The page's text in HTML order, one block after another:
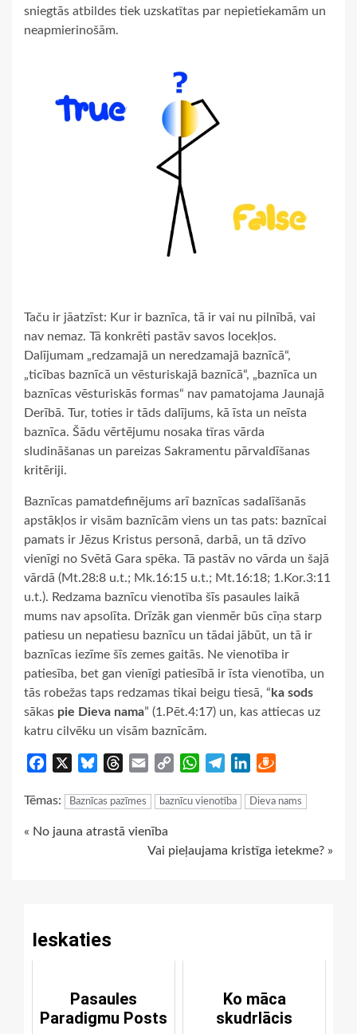
sniegtās atbildes tiek uzskatītas par nepietiekamām un
neapmierinošām.
Taču ir jāatzīst: Kur ir baznīca, tā ir vai nu pilnībā, vai
nav nemaz. Tā konkrēti pastāv savos locekļos.
Dalījumam „redzamajā un neredzamajā baznīcā“,
„ticības baznīcā un vēsturiskajā baznīcā“, „baznīca un
baznīcas vēsturiskās formas“ nav pamatojama Jaunajā
Derībā. Tur, toties ir tāds dalījums, kā īsta un neīsta
baznīca. Šādu vērtējumu nosaka tīras vārda
sludināšanas un pareizas Sakramentu pārvaldīšanas
kritēriji.
Baznīcas pamatdefinējums arī baznīcas sadalīšanās
apstākļos ir visām baznīcām viens un tas pats: baznīcai
pamats ir Jēzus Kristus personā, darbā, un tā dzīvo
vienīgi no Svētā Gara spēka. Tā pastāv no vārda un šajā
vārdā (Mt.28:8 u.t.; Mk.16:15 u.t.; Mt.16:18; 1.Kor.3:11
u.t.). Redzama baznīcu vienotība šīs pasaules laikā
mums nav apsolīta. Drīzāk gan vienmēr būs cīņa starp
patiesu un nepatiesu baznīcu un tādai jābūt, un tā ir
baznīcas iezīme šīs zemes gaitās. Ne vienotība ir
patiesība, bet gan vienīgi patiesībā ir īsta vienotība, un
tās robežas taps redzamas tikai beigu tiesā, “ ka sods
sākas pie Dieva nama” (1.Pēt.4:17) un, kas attiecas uz
katru cilvēku un visām baznīcām.
Facebook BlueskyThreads
Email
Copy
WhatsApp
TelegramLinkedIn
Tēmas: Baznīcas pazīmes baznīcu vienotība Dieva nams
Continue
« No jauna atrastā vienība
Vai pieļaujama kristīga ietekme? »
Ieskaties
Pasaules
Paradigmu Posts
Ko māca
skudrlācis